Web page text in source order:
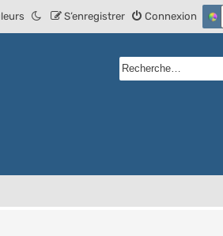
Connexion
S’enregistrer